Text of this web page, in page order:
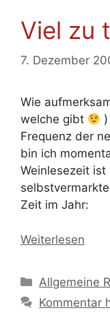
Viel zu
7. Dezember
Wie
welche gibt
Frequenz der
bin ich
Weinlesezeit
Zeit im Jahr:
Weiterlesen
Kategorien
Allgemeine
Kommentar